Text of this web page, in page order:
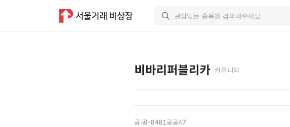
비바리퍼블리카 커뮤니티
공i공-8481공공47